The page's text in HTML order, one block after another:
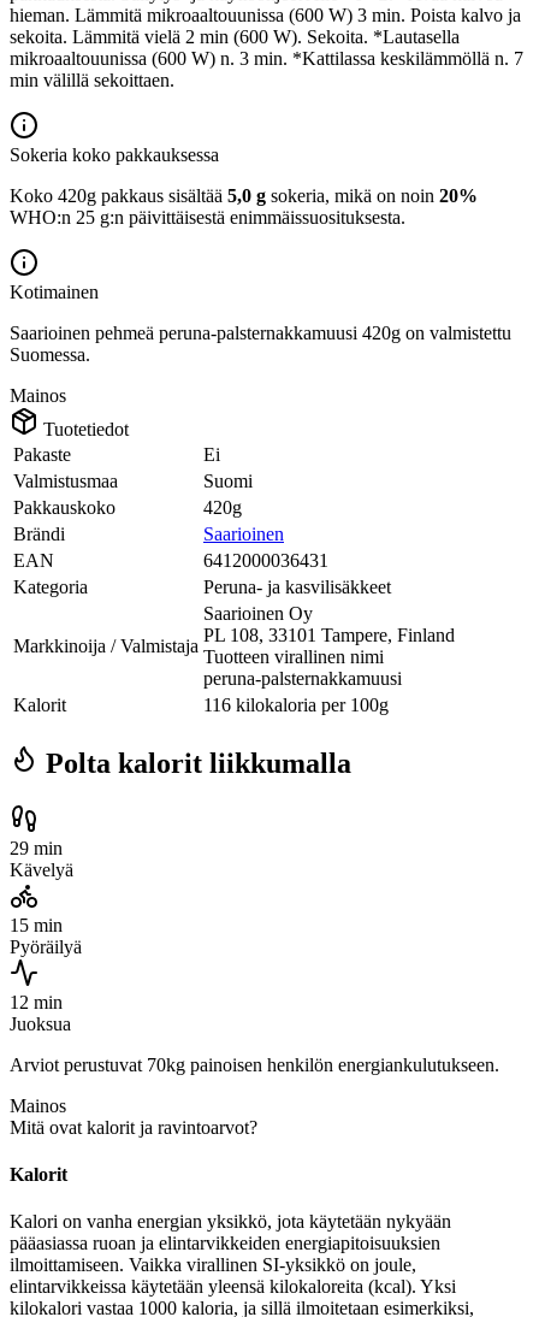
hieman. Lämmitä mikroaaltouunissa (600 W) 3 min. Poista kalvo ja
sekoita. Lämmitä vielä 2 min (600 W). Sekoita. *Lautasella
mikroaaltouunissa (600 W) n. 3 min. *Kattilassa keskilämmöllä n. 7
min välillä sekoittaen.
Sokeria koko pakkauksessa
Koko 420g pakkaus sisältää 5,0 g sokeria, mikä on noin 20%
WHO:n 25 g:n päivittäisestä enimmäissuosituksesta.
Kotimainen
Saarioinen pehmeä peruna-palsternakkamuusi 420g on valmistettu
Suomessa.
Mainos
Tuotetiedot
Pakaste
Ei
Valmistusmaa
Suomi
Pakkauskoko
420g
Brändi
Saarioinen
EAN
6412000036431
Kategoria
Peruna- ja kasvilisäkkeet
Markkinoija / Valmistaja
Saarioinen Oy
PL 108, 33101 Tampere, Finland
Tuotteen virallinen nimi
peruna-palsternakkamuusi
Kalorit
116 kilokaloria per 100g
Polta kalorit liikkumalla
29 min
Kävelyä
15 min
Pyöräilyä
12 min
Juoksua
Arviot perustuvat 70kg painoisen henkilön energiankulutukseen.
Mainos
Mitä ovat kalorit ja ravintoarvot?
Kalorit
Kalori on vanha energian yksikkö, jota käytetään nykyään
pääasiassa ruoan ja elintarvikkeiden energiapitoisuuksien
ilmoittamiseen. Vaikka virallinen SI-yksikkö on joule,
elintarvikkeissa käytetään yleensä kilokaloreita (kcal). Yksi
kilokalori vastaa 1000 kaloria, ja sillä ilmoitetaan esimerkiksi,